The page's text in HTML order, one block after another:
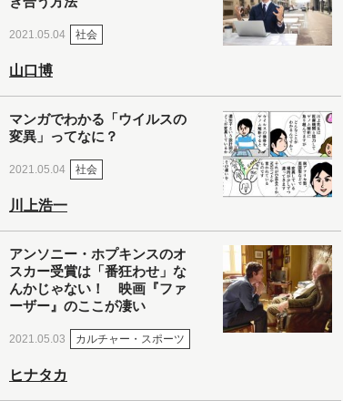
2021.05.04 社会
山口博
マンガでわかる「ウイルスの
変異」ってなに？
2021.05.04 社会
川上浩一
アンソニー・ホプキンスのオ
スカー受賞は「番狂わせ」な
んかじゃない！ 映画『ファ
ーザー』のここが凄い
2021.05.03 カルチャー・スポーツ
ヒナタカ